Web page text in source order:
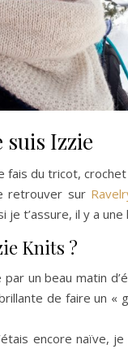
suis Izzie
fais du tricot,
retrouver sur
je t’assure, il y a
Knits ?
un beau matin
de faire un «
encore naïve,